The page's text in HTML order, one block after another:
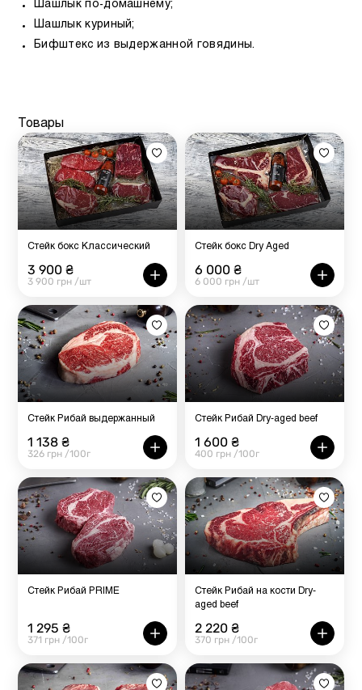
Шашлык по-домашнему;
Шашлык куриный;
Бифштекс из выдержанной говядины.
Товары
Стейк бокс Классический
3 900 ₴
3 900 грн /шт
Стейк бокс Dry Aged
6 000 ₴
6 000 грн /шт
Стейк Рибай выдержанный
1 138 ₴
326 грн /100г
Стейк Рибай Dry-aged beef
1 600 ₴
400 грн /100г
Стейк Рибай PRIME
1 295 ₴
371 грн /100г
Стейк Рибай на кости Dry-
aged beef
2 220 ₴
370 грн /100г